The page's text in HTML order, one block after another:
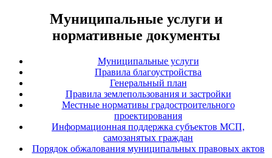
Муниципальные услуги и
нормативные документы
Муниципальные услуги
Правила благоустройства
Генеральный план
Правила землепользования и застройки
Местные нормативы градостроительного
проектирования
Информационная поддержка субъектов МСП,
самозанятых граждан
Порядок обжалования муниципальных правовых актов